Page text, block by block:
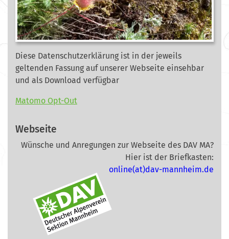
Diese Datenschutzerklärung ist in der jeweils
geltenden Fassung auf unserer Webseite einsehbar
und als Download verfügbar
Matomo Opt-Out
Webseite
Wünsche und Anregungen zur Webseite des DAV MA?
Hier ist der Briefkasten:
online(at)dav-mannheim.de